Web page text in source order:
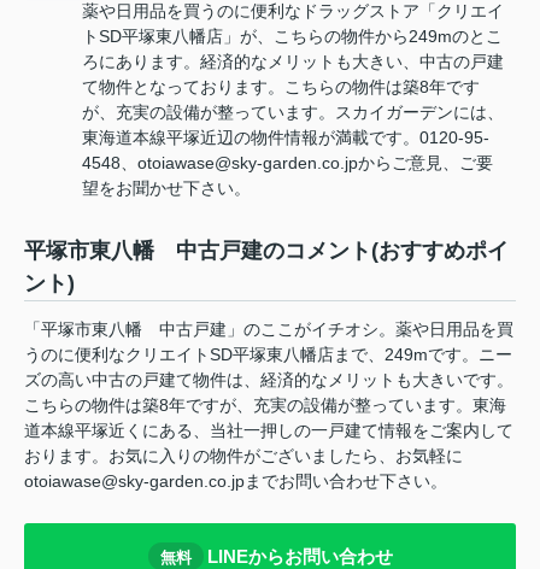
薬や日用品を買うのに便利なドラッグストア「クリエイ
トSD平塚東八幡店」が、こちらの物件から249mのとこ
ろにあります。経済的なメリットも大きい、中古の戸建
て物件となっております。こちらの物件は築8年です
が、充実の設備が整っています。スカイガーデンには、
東海道本線平塚近辺の物件情報が満載です。0120-95-
4548、otoiawase@sky-garden.co.jpからご意見、ご要
望をお聞かせ下さい。
平塚市東八幡 中古戸建のコメント(おすすめポイ
ント)
「平塚市東八幡 中古戸建」のここがイチオシ。薬や日用品を買
うのに便利なクリエイトSD平塚東八幡店まで、249mです。ニー
ズの高い中古の戸建て物件は、経済的なメリットも大きいです。
こちらの物件は築8年ですが、充実の設備が整っています。東海
道本線平塚近くにある、当社一押しの一戸建て情報をご案内して
おります。お気に入りの物件がございましたら、お気軽に
otoiawase@sky-garden.co.jpまでお問い合わせ下さい。
無料 LINEからお問い合わせ